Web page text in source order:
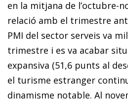
en la mitjana de l’octubre-
relació amb el trimestre
PMI del sector serveis va
trimestre i es va acabar
expansiva (51,6 punts al
el turisme estranger
dinamisme notable. Al